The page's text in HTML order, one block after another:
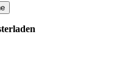
Rezepte.
Nachkochbar, aber